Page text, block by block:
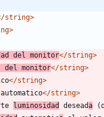
string>
del monitor</string>
del monitor</string>
</string>
automatico</string>
luminosidad deseada